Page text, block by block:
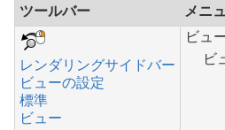
ツールバー メニ
レンダリングサイドバー
ビューの設定
標準
ビュー
ビュ
ビ